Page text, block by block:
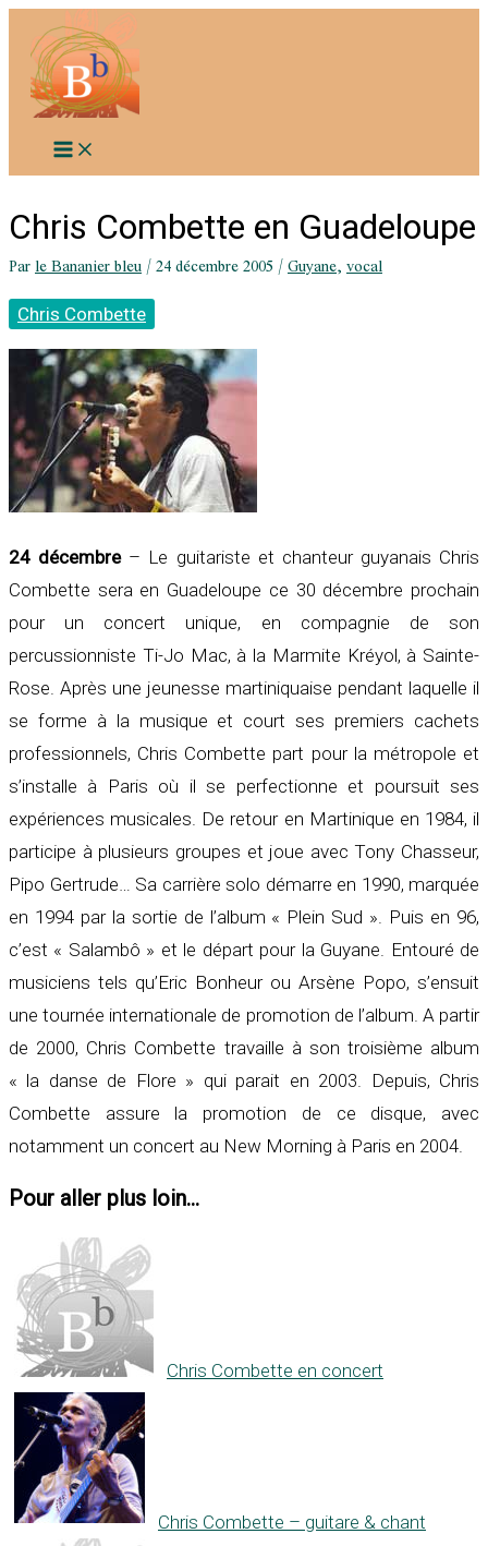
contenu
Chris Combette en Guadeloupe
Parle Bananier bleu/24 décembre 2005/Guyane,vocal
Chris Combette
24 décembre– Le guitariste et chanteur guyanais Chris
Combette sera en Guadeloupe ce 30 décembre prochain
pour un concert unique, en compagnie de son
percussionniste Ti-Jo Mac, à la Marmite Kréyol, à Sainte-
Rose. Après une jeunesse martiniquaise pendant laquelle il
se forme à la musique et court ses premiers cachets
professionnels, Chris Combette part pour la métropole et
s’installe à Paris où il se perfectionne et poursuit ses
expériences musicales. De retour en Martinique en 1984, il
participe à plusieurs groupes et joue avec Tony Chasseur,
Pipo Gertrude… Sa carrière solo démarre en 1990, marquée
en 1994 par la sortie de l’album « Plein Sud ». Puis en 96,
c’est « Salambô » et le départ pour la Guyane. Entouré de
musiciens tels qu’Eric Bonheur ou Arsène Popo, s’ensuit
une tournée internationale de promotion de l’album. A partir
de 2000, Chris Combette travaille à son troisième album
« la danse de Flore » qui parait en 2003. Depuis, Chris
Combette assure la promotion de ce disque, avec
notamment un concert au New Morning à Paris en 2004.
Pour aller plus loin...
Chris Combette en concert
Chris Combette – guitare & chant